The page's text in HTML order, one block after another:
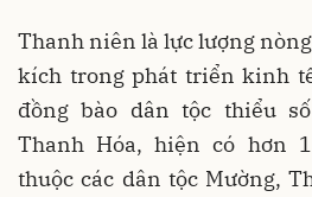
Thanh niên là lực lượng
kích trong phát triển kinh
đồng bào dân tộc thiểu
Thanh Hóa, hiện có hơn
thuộc các dân tộc Mường,